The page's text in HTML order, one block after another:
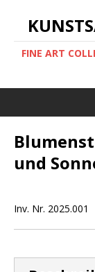
FINE ART
und
Inv. Nr. 2025.001